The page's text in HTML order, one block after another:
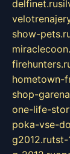
delfinet.ru
show-
hometown-
shop-
one-life-
poka-vse-
g2012.rutst-